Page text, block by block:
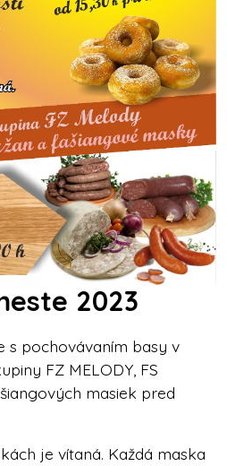
2023
s pochovávaním basy v
FZ MELODY, FS
masiek pred
je vítaná. Každá maska